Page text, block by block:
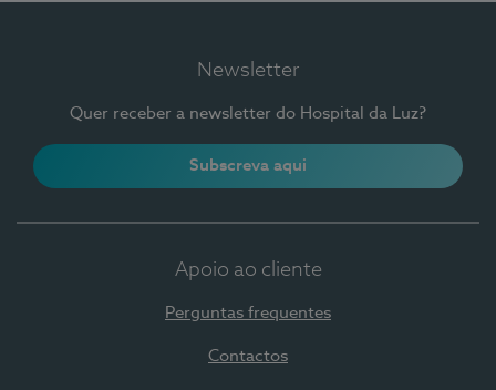
Newsletter
Quer receber a newsletter do Hospital da Luz?
Subscreva aqui
Apoio ao cliente
Perguntas frequentes
Contactos